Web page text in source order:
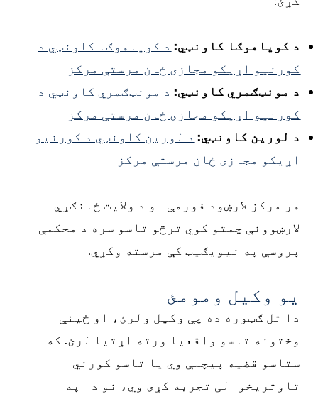
د کویاهوګا کاونټي:د کویاهوګا کاونټي د
کورنیو اړیکو مجازی ځان مرستې مرکز
د مونټګمري کاونټي:د مونټګمري کاونټي د
کورنیو اړیکو مجازی ځان مرستې مرکز
د لورین کاونټي:د لورین کاونټي د کورنیو
اړیکو مجازی ځان مرستې مرکز
هر مرکز لارښود فورمې او د ولایت ځانګړي
لارښوونې چمتو کوي ترڅو تاسو سره د محکمې
پروسې په نیویګیټ کې مرسته وکړي.
یو وکیل ومومئ
دا تل ګټوره ده چې وکیل ولرئ، او ځینې
وختونه تاسو واقعیا ورته اړتیا لرئ. که
ستاسو قضیه پیچلې وي یا تاسو کورني
تاوتریخوالی تجربه کړی وي، نو دا په